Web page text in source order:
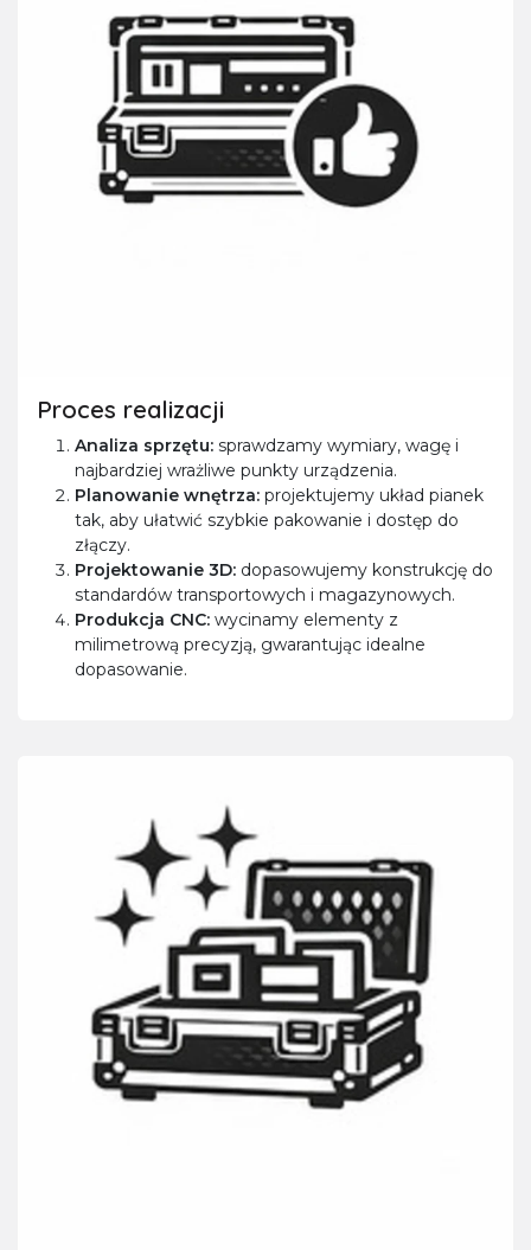
Proces realizacji
Analiza sprzętu: sprawdzamy wymiary, wagę i
najbardziej wrażliwe punkty urządzenia.
Planowanie wnętrza: projektujemy układ pianek
tak, aby ułatwić szybkie pakowanie i dostęp do
złączy.
Projektowanie 3D: dopasowujemy konstrukcję do
standardów transportowych i magazynowych.
Produkcja CNC: wycinamy elementy z
milimetrową precyzją, gwarantując idealne
dopasowanie.